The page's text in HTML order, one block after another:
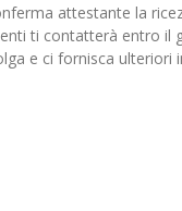
attestante la
ti contatterà entro il
e ci fornisca ulteriori